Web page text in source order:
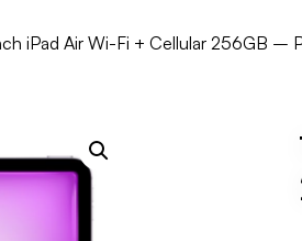
iPad Air Wi-Fi + Cellular 256GB –